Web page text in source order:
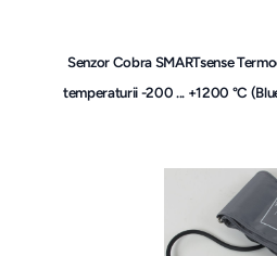
Senzor Cobra SMARTsense
temperaturii -200 ... +1200 °C